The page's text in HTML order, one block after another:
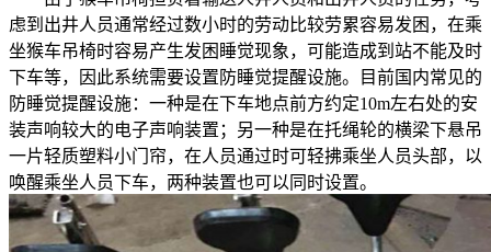
虑到出井人员通常经过数小时的劳动比较劳累容易发困，在乘
坐猴车吊椅时容易产生发困睡觉现象，可能造成到站不能及时
下车等，因此系统需要设置防睡觉提醒设施。目前国内常见的
防睡觉提醒设施：一种是在下车地点前方约定10m左右处的安
装声响较大的电子声响装置；另一种是在托绳轮的横梁下悬吊
一片轻质塑料小门帘，在人员通过时可轻拂乘坐人员头部，以
唤醒乘坐人员下车，两种装置也可以同时设置。